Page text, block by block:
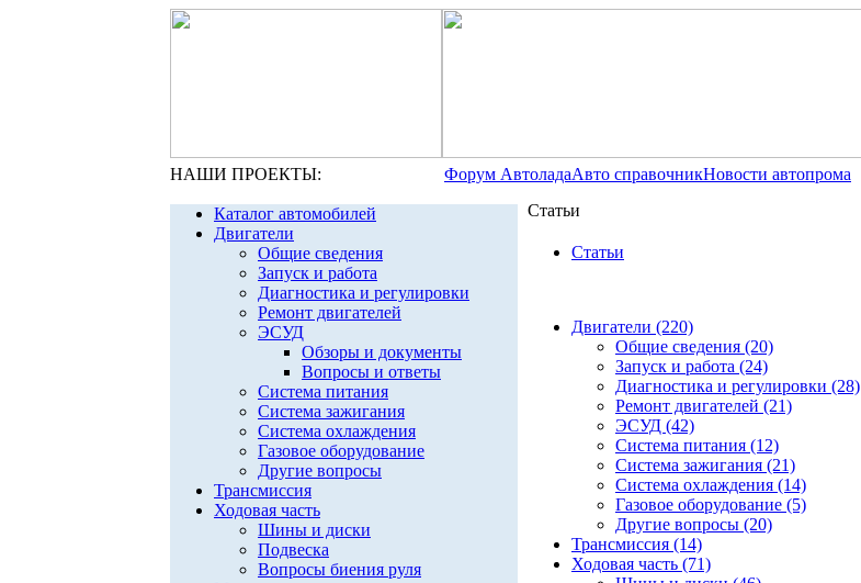
НАШИ ПРОЕКТЫ: Форум АвтоладаАвто справочникНовости автопрома
Каталог автомобилей
Двигатели
Общие сведения
Запуск и работа
Диагностика и регулировки
Ремонт двигателей
ЭСУД
Обзоры и документы
Вопросы и ответы
Система питания
Система зажигания
Система охлаждения
Газовое оборудование
Другие вопросы
Трансмиссия
Ходовая часть
Шины и диски
Подвеска
Вопросы биения руля
Статьи
Статьи
Двигатели (220)
Общие сведения (20)
Запуск и работа (24)
Диагностика и регулировки (28)
Ремонт двигателей (21)
ЭСУД (42)
Система питания (12)
Система зажигания (21)
Система охлаждения (14)
Газовое оборудование (5)
Другие вопросы (20)
Трансмиссия (14)
Ходовая часть (71)